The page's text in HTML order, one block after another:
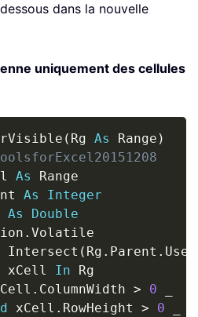
dans la nouvelle
uniquement des cellules
( Rg As Range )
As Range
As
Integer
As
Double
. Volatile
Intersect ( Rg . Parent .
xCell In Rg
. ColumnWidth > 0
xCell . RowHeight > 0
Copy